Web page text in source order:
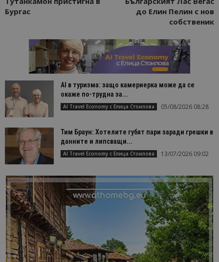
Бургас
до Елин Пелин с нов
собственик
AI в туризма: защо камериерка може да се
окаже по-трудна за...
AI Travel Economy с Елица Стоилова 05/08/2026 08:28
Тим Браун: Хотелите губят пари заради грешки в
данните и липсващи...
AI Travel Economy с Елица Стоилова 13/07/2026 09:02